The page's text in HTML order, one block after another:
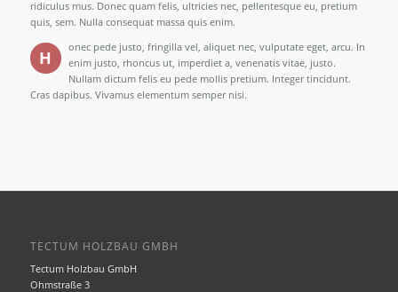
ridiculus mus. Donec quam felis, ultricies nec, pellentesque eu, pretium
quis, sem. Nulla consequat massa quis enim.
H
onec pede justo, fringilla vel, aliquet nec, vulputate eget, arcu. In
enim justo, rhoncus ut, imperdiet a, venenatis vitae, justo.
Nullam dictum felis eu pede mollis pretium. Integer tincidunt.
Cras dapibus. Vivamus elementum semper nisi.
TECTUM HOLZBAU GMBH
Tectum Holzbau GmbH
Ohmstraße 3